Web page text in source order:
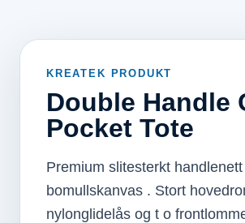
KREATEK PRODUKT
Double Handle
Pocket Tote
Premium slitesterkt
bomullskanvas . Stort
nylonglidelås og t o